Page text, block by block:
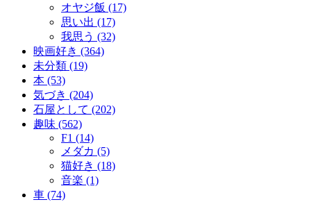
オヤジ飯 (17)
思い出 (17)
我思う (32)
映画好き (364)
未分類 (19)
本 (53)
気づき (204)
石屋として (202)
趣味 (562)
F1 (14)
メダカ (5)
猫好き (18)
音楽 (1)
車 (74)